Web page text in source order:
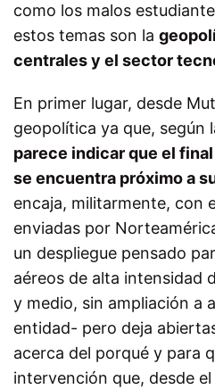
como los malos
estos temas son la
centrales y el sector
En primer lugar, desde
geopolítica ya que, según
parece indicar que el
se encuentra próximo a
encaja, militarmente, con
enviadas por
un despliegue pensado
aéreos de alta intensidad
y medio, sin ampliación a
entidad- pero deja
acerca del porqué y para
intervención que, desde